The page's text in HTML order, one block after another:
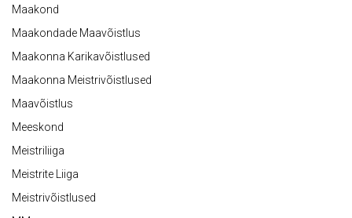
Maakond
Maakondade Maavõistlus
Maakonna Karikavõistlused
Maakonna Meistrivõistlused
Maavõistlus
Meeskond
Meistriliiga
Meistrite Liiga
Meistrivõistlused